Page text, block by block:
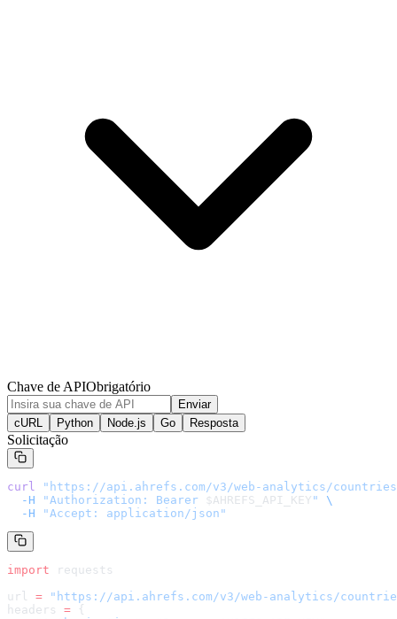
Chave de APIObrigatório
Enviar
cURL
Python Node.js Go Resposta
Solicitação
curl " https://api.ahrefs.com/v3/web-analytics/countries
  -H
"Authorization: Bearer $AHREFS_API_KEY "
\
  -H
"Accept: application/json"
import requests
url = " https://api.ahrefs.com/v3/web-analytics/
headers = {